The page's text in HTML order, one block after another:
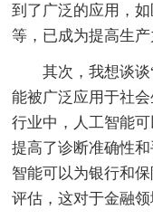
到了广泛的应用，
等，已成为提高生产
其次，我想谈谈“
能被广泛应用于社
行业中，人工智能
提高了诊断准确性
智能可以为银行和
评估，这对于金融